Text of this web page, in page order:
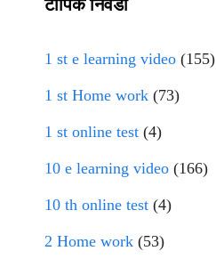
टॉपिक निवडा
1 st e learning video (155)
1 st Home work (73)
1 st online test (4)
10 e learning video (166)
10 th online test (4)
2 Home work (53)